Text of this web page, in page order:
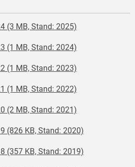
(3 MB, Stand: 2025)
(1 MB, Stand: 2024)
(1 MB, Stand: 2023)
(1 MB, Stand: 2022)
(2 MB, Stand: 2021)
(826 KB, Stand: 2020)
(357 KB, Stand: 2019)